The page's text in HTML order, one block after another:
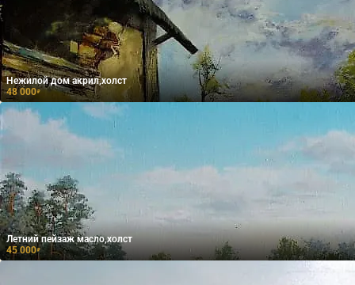
Нежилой дом акрил,холст
48 000₽
Летний пейзаж масло,холст
45 000₽